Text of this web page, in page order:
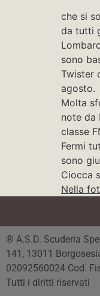
che si
da tutti
sono
Twister
agosto.
Molta
note da
classe
Fermi
sono
Ciocca
Nella
® A.S.D. Scuderia
141, 13011
02092560024 Cod.
Tutti i diritti riservati